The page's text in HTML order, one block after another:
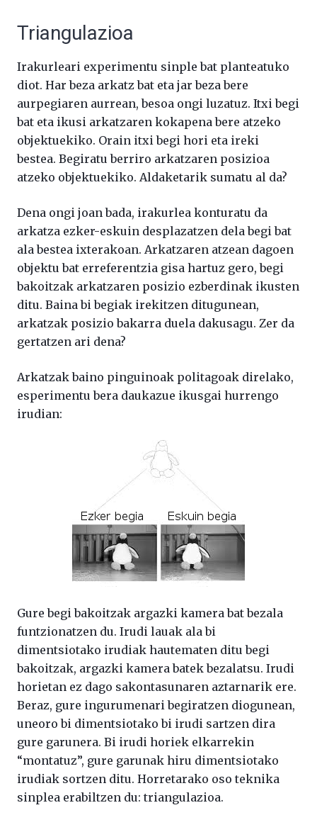
Triangulazioa
Irakurleari experimentu sinple bat planteatuko
diot. Har beza arkatz bat eta jar beza bere
aurpegiaren aurrean, besoa ongi luzatuz. Itxi begi
bat eta ikusi arkatzaren kokapena bere atzeko
objektuekiko. Orain itxi begi hori eta ireki
bestea. Begiratu berriro arkatzaren posizioa
atzeko objektuekiko. Aldaketarik sumatu al da?
Dena ongi joan bada, irakurlea konturatu da
arkatza ezker-eskuin desplazatzen dela begi bat
ala bestea ixterakoan. Arkatzaren atzean dagoen
objektu bat erreferentzia gisa hartuz gero, begi
bakoitzak arkatzaren posizio ezberdinak ikusten
ditu. Baina bi begiak irekitzen ditugunean,
arkatzak posizio bakarra duela dakusagu. Zer da
gertatzen ari dena?
Arkatzak baino pinguinoak politagoak direlako,
esperimentu bera daukazue ikusgai hurrengo
irudian:
Gure begi bakoitzak argazki kamera bat bezala
funtzionatzen du. Irudi lauak ala bi
dimentsiotako irudiak hautematen ditu begi
bakoitzak, argazki kamera batek bezalatsu. Irudi
horietan ez dago sakontasunaren aztarnarik ere.
Beraz, gure ingurumenari begiratzen diogunean,
uneoro bi dimentsiotako bi irudi sartzen dira
gure garunera. Bi irudi horiek elkarrekin
“montatuz”, gure garunak hiru dimentsiotako
irudiak sortzen ditu. Horretarako oso teknika
sinplea erabiltzen du: triangulazioa.